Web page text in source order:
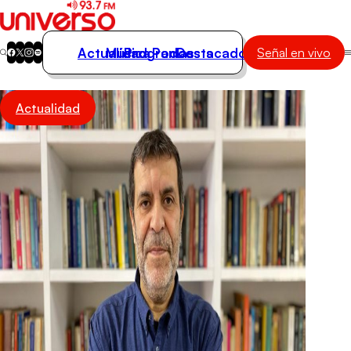
Actualidad
Música
Programas
Podcasts
Destacados
Actualidad
Música
Programas
Podcasts
Destacados Señal en vivo
Actualidad